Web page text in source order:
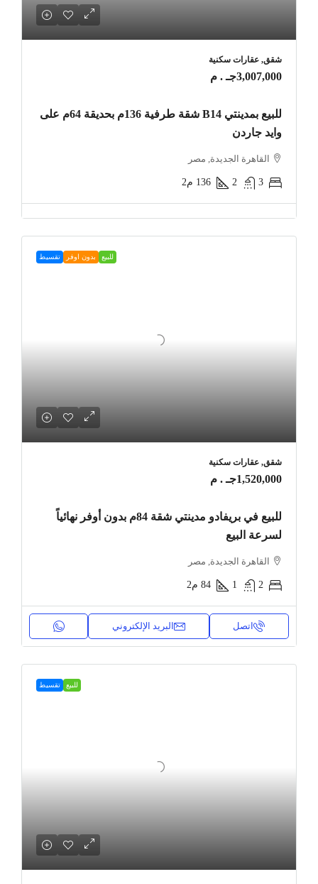
شقق, عقارات سكنية
3,007,000جـ . م
للبيع بمدينتي B14 شقة طرفية 136م بحديقة 64م على
وايد جاردن
القاهرة الجديدة, مصر
3
2
136 م2
للبيع بدون اوفر تقسيط
شقق, عقارات سكنية
1,520,000جـ . م
للبيع في بريفادو مدينتي شقة 84م بدون أوفر نهائياً
لسرعة البيع
القاهرة الجديدة, مصر
2
1
84 م2
اتصل البريد الإلكتروني
للبيع تقسيط